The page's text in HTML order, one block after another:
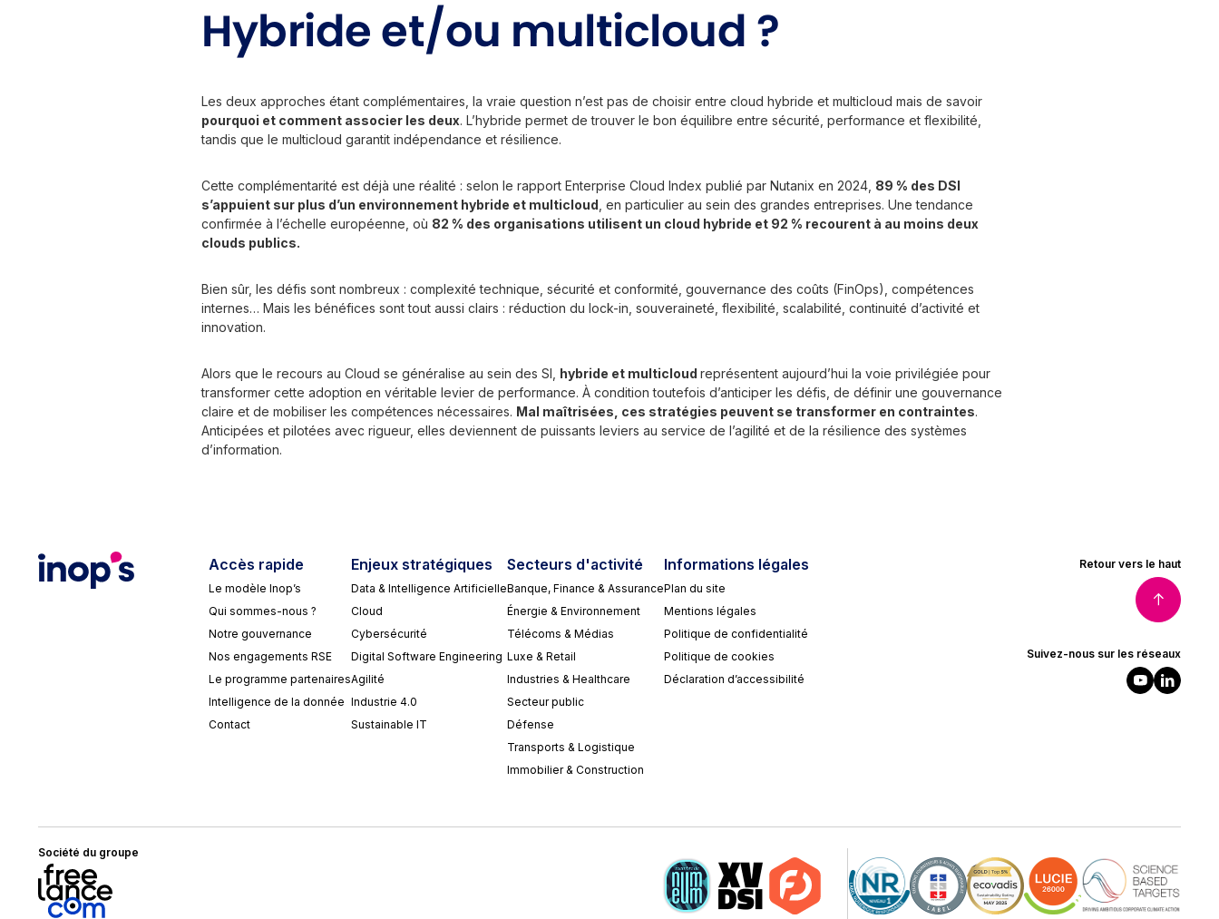
Hybride et/ou multicloud ?
Les deux approches étant complémentaires, la vraie question n’est pas de choisir entre cloud hybride et multicloud mais de savoir
pourquoi et comment associer les deux. L’hybride permet de trouver le bon équilibre entre sécurité, performance et flexibilité,
tandis que le multicloud garantit indépendance et résilience.
Cette complémentarité est déjà une réalité : selon le rapport Enterprise Cloud Index publié par Nutanix en 2024, 89 % des DSI
s’appuient sur plus d’un environnement hybride et multicloud , en particulier au sein des grandes entreprises. Une tendance
confirmée à l’échelle européenne, où 82 % des organisations utilisent un cloud hybride et 92 % recourent à au moins deux
clouds publics.
Bien sûr, les défis sont nombreux : complexité technique, sécurité et conformité, gouvernance des coûts (FinOps), compétences
internes… Mais les bénéfices sont tout aussi clairs : réduction du lock-in, souveraineté, flexibilité, scalabilité, continuité d’activité et
innovation.
Alors que le recours au Cloud se généralise au sein des SI, hybride et multicloud représentent aujourd’hui la voie privilégiée pour
transformer cette adoption en véritable levier de performance. À condition toutefois d’anticiper les défis, de définir une gouvernance
claire et de mobiliser les compétences nécessaires. Mal maîtrisées, ces stratégies peuvent se transformer en contraintes.
Anticipées et pilotées avec rigueur, elles deviennent de puissants leviers au service de l’agilité et de la résilience des systèmes
d’information.
Accès rapide
Le modèle Inop’s
Qui sommes-nous ?
Notre gouvernance
Nos engagements RSE
Le programme partenaires
Intelligence de la donnée
Contact
Enjeux stratégiques
Data & Intelligence Artificielle
Cloud
Cybersécurité
Digital Software Engineering
Agilité
Industrie 4.0
Sustainable IT
Secteurs d'activité
Banque, Finance & Assurance
Énergie & Environnement
Télécoms & Médias
Luxe & Retail
Industries & Healthcare
Secteur public
Défense
Transports & Logistique
Immobilier & Construction
Informations légales
Plan du site
Mentions légales
Politique de confidentialité
Politique de cookies
Déclaration d’accessibilité
Retour vers le haut
Suivez-nous sur les réseaux
Société du groupe